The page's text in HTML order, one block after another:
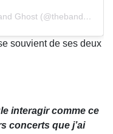
Une publication partagée par The Band Ghost (@thebandghost)
souvient de ses deux
interagir comme ce
concerts que j’ai